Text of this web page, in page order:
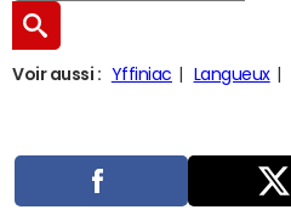
Voir aussi : Yffiniac Langueux